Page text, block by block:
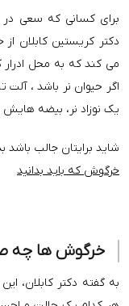
برای کسانی که سعی در
دکتر کریستین کابلان از
می کند که به محل ادرار
یک نوزاد نر، بیضه هایش
شاید برایتان جالب باشد
خرگوش که باید بدانید
خرگوش ها چه
به گفته دکتر کابلان،